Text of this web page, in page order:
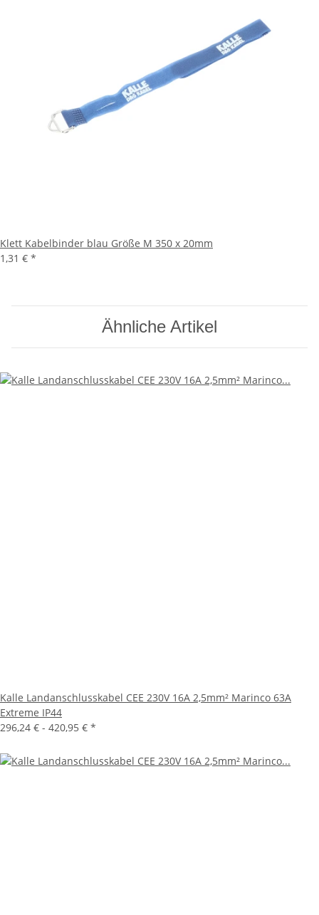
Klett Kabelbinder blau Größe M 350 x 20mm
1,31 € *
Ähnliche Artikel
Kalle Landanschlusskabel CEE 230V 16A 2,5mm² Marinco 63A
Extreme IP44
296,24 € - 420,95 € *